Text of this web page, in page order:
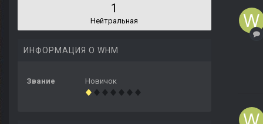
1
Нейтральная
ИНФОРМАЦИЯ О WHM
Звание Новичок